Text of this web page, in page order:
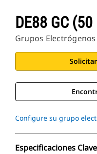
DE88 GC
Grupos Electrógenos
Configure su grupo
Especificaciones Clave